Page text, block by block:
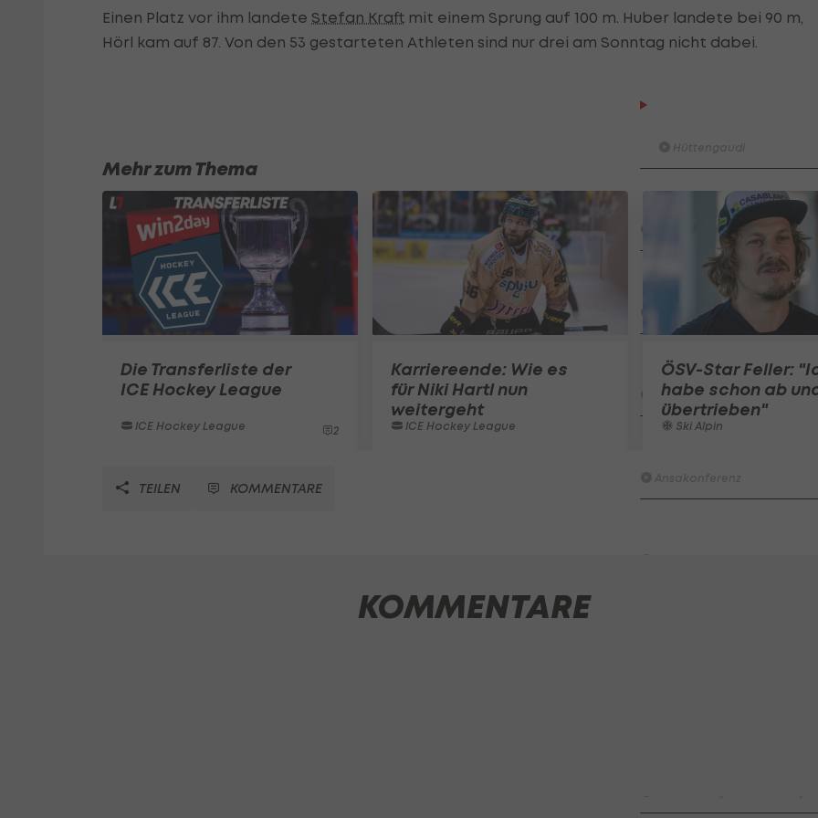
Einen Platz vor ihm landete Stefan Kraft mit einem Sprung auf 100 m. Huber landete bei 90 m,
Hörl kam auf 87. Von den 53 gestarteten Athleten sind nur drei am Sonntag nicht dabei.
Der legendäre
Tirol I #Zwarakonferenz
Zwarakonferenz
Am Stammtisch bei Andy
Stammtisch
Runde)
I schau a LigaZWA
LASK-Traumstart: Sind die
Mehr zum Thema
Die Transferliste der
ICE Hockey League
ICE Hockey League 2
Karriereende: Wie es
für Niki Hartl nun
weitergeht
ICE Hockey League
ÖSV-Star Feller:
habe schon ab
übertrieben"
Ski Alpin
TEILEN KOMMENTARE
KOMMENTARE